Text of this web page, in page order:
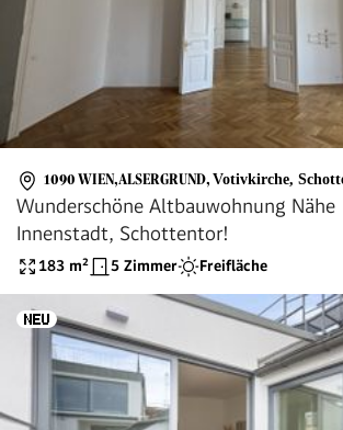
1090 WIEN,ALSERGRUND, Votivkirche,
Wunderschöne Altbauwohnung Nähe
Innenstadt, Schottentor!
183 m² 5 Zimmer Freifläche